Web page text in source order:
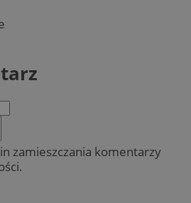
zamieszczania komentarzy